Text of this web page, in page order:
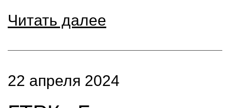
Читать далее
22 апреля 2024